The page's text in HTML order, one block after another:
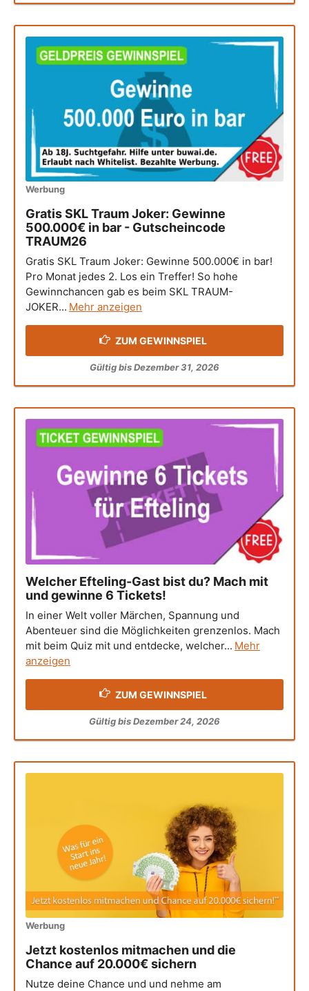
Werbung
Gratis SKL Traum Joker: Gewinne
500.000€ in bar - Gutscheincode
TRAUM26
Gratis SKL Traum Joker: Gewinne 500.000€ in bar!
Pro Monat jedes 2. Los ein Treffer! So hohe
Gewinnchancen gab es beim SKL TRAUM-
JOKER... Mehr anzeigen
ZUM GEWINNSPIEL
Gültig bis Dezember 31, 2026
Welcher Efteling-Gast bist du? Mach mit
und gewinne 6 Tickets!
In einer Welt voller Märchen, Spannung und
Abenteuer sind die Möglichkeiten grenzenlos. Mach
mit beim Quiz mit und entdecke, welcher... Mehr
anzeigen
ZUM GEWINNSPIEL
Gültig bis Dezember 24, 2026
Werbung
Jetzt kostenlos mitmachen und die
Chance auf 20.000€ sichern
Nutze deine Chance und und nehme am